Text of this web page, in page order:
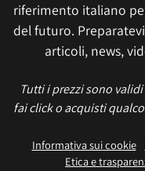
riferimento italiano
del futuro.
articoli, news,
Tutti i prezzi sono
fai click o acquisti
Informativa sui cookie
Etica e